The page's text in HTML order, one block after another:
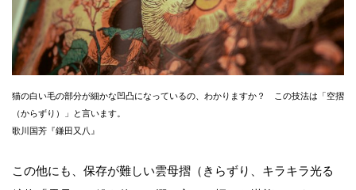
猫の白い毛の部分が細かな凹凸になっているの、わかりますか？ この技法は「空摺
（からずり）」と言います。
歌川国芳『鎌田又八』
この他にも、保存が難しい雲母摺（きらずり、キラキラ光る